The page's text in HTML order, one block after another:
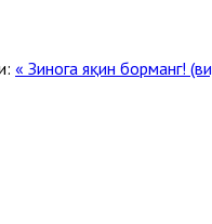
« Зинога яқин борманг!